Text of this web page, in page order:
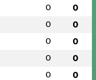
0 0
0 0
0 0
0 0
0 0